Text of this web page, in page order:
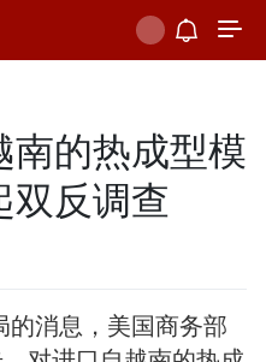
南的热成型模
双反调查
消息，美国商务部